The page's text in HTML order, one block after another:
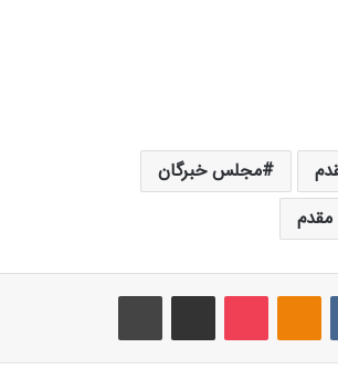
مجلس خبرگان
پاکت اشتراک گذاری از طریق ایمیل